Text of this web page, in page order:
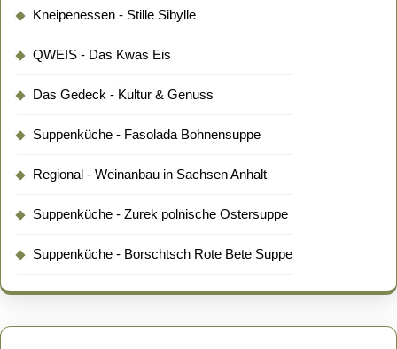
Kneipenessen - Stille Sibylle
QWEIS - Das Kwas Eis
Das Gedeck - Kultur & Genuss
Suppenküche - Fasolada Bohnensuppe
Regional - Weinanbau in Sachsen Anhalt
Suppenküche - Zurek polnische Ostersuppe
Suppenküche - Borschtsch Rote Bete Suppe